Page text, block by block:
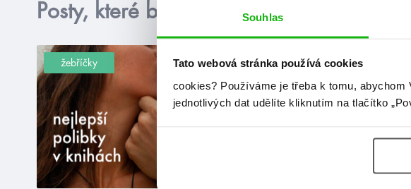
Souhlas
Tato webová stránka používá cookies
cookies? Používáme je třeba k tomu,
jednotlivých dat udělíte kliknutím na tlačítko
Posty, které by tě mohly zajímat
žebříčky